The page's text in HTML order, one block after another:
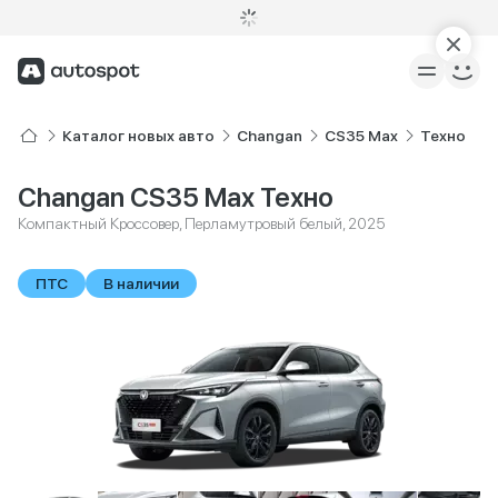
Каталог новых авто Changan CS35 Max Техно
Changan CS35 Max Техно
Компактный Кроссовер, Перламутровый белый, 2025
ПТС В наличии